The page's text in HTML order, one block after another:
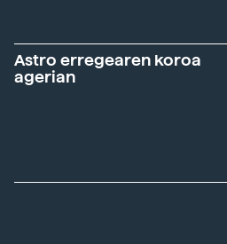
Astro erregearen koroa
agerian